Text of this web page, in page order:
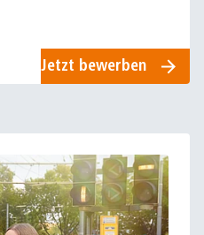
Jetzt bewerben